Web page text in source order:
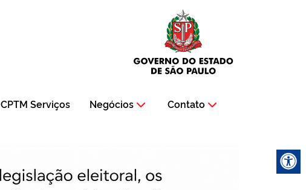
CPTM Serviços Negócios Contato